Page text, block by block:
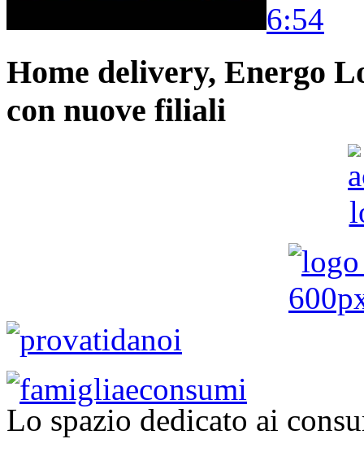
6:54
Home delivery, Energo
con nuove filiali
Lo spazio dedicato ai